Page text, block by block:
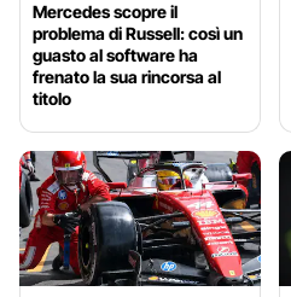
Mercedes scopre il
problema di Russell: così un
guasto al software ha
frenato la sua rincorsa al
titolo